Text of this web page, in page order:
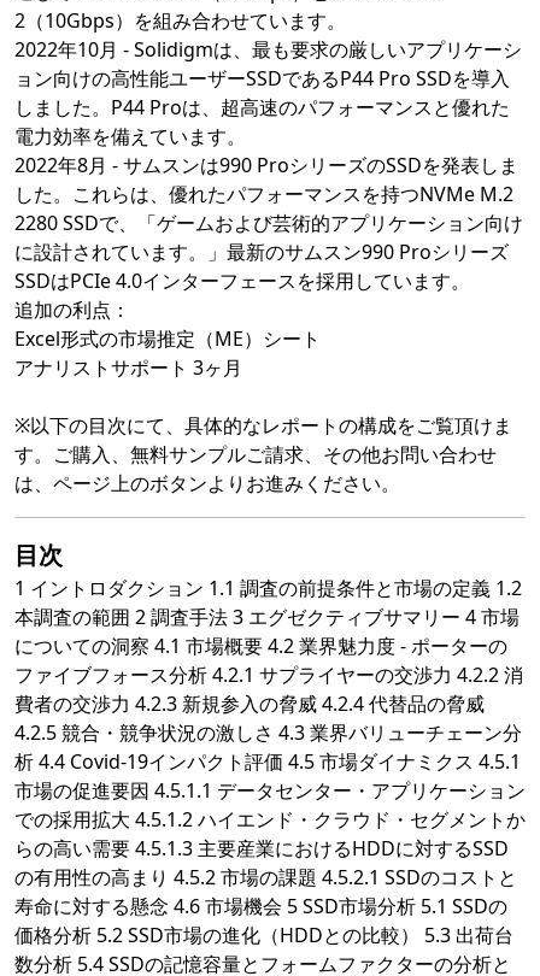
2（10Gbps）を組み合わせています。
2022年10月 - Solidigmは、最も要求の厳しいアプリケーシ
ョン向けの高性能ユーザーSSDであるP44 Pro SSDを導入
しました。P44 Proは、超高速のパフォーマンスと優れた
電力効率を備えています。
2022年8月 - サムスンは990 ProシリーズのSSDを発表しま
した。これらは、優れたパフォーマンスを持つNVMe M.2
2280 SSDで、「ゲームおよび芸術的アプリケーション向け
に設計されています。」最新のサムスン990 Proシリーズ
SSDはPCIe 4.0インターフェースを採用しています。
追加の利点：
Excel形式の市場推定（ME）シート
アナリストサポート 3ヶ月
※以下の目次にて、具体的なレポートの構成をご覧頂けま
す。ご購入、無料サンプルご請求、その他お問い合わせ
は、ページ上のボタンよりお進みください。
目次
1 イントロダクション 1.1 調査の前提条件と市場の定義 1.2
本調査の範囲 2 調査手法 3 エグゼクティブサマリー 4 市場
についての洞察 4.1 市場概要 4.2 業界魅力度 - ポーターの
ファイブフォース分析 4.2.1 サプライヤーの交渉力 4.2.2 消
費者の交渉力 4.2.3 新規参入の脅威 4.2.4 代替品の脅威
4.2.5 競合・競争状況の激しさ 4.3 業界バリューチェーン分
析 4.4 Covid-19インパクト評価 4.5 市場ダイナミクス 4.5.1
市場の促進要因 4.5.1.1 データセンター・アプリケーション
での採用拡大 4.5.1.2 ハイエンド・クラウド・セグメントか
らの高い需要 4.5.1.3 主要産業におけるHDDに対するSSD
の有用性の高まり 4.5.2 市場の課題 4.5.2.1 SSDのコストと
寿命に対する懸念 4.6 市場機会 5 SSD市場分析 5.1 SSDの
価格分析 5.2 SSD市場の進化（HDDとの比較） 5.3 出荷台
数分析 5.4 SSDの記憶容量とフォームファクターの分析と